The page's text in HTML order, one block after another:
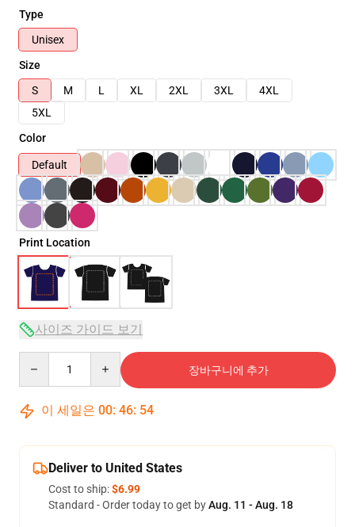
Type
Unisex
Size
S
M L XL 2XL 3XL
4XL
5XL
Color
Default
Print Location
사이즈 가이드 보기
장바구니에 추가
이 세일은 00: 46: 54
Deliver to United States
Cost to ship:$6.99
Standard - Order today to get byAug. 11 - Aug. 18